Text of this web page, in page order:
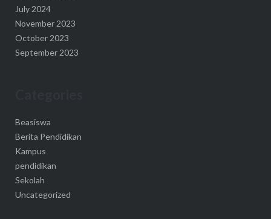
July 2024
November 2023
October 2023
September 2023
Beasiswa
Berita Pendidikan
Kampus
pendidikan
Sekolah
Uncategorized